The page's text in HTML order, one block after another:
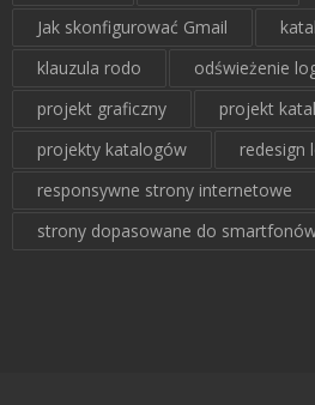
Jak skonfigurować Gmail
klauzula rodo
odświeżenie
projekt graficzny
projekt
projekty katalogów
redesign
responsywne strony internetowe
strony dopasowane do